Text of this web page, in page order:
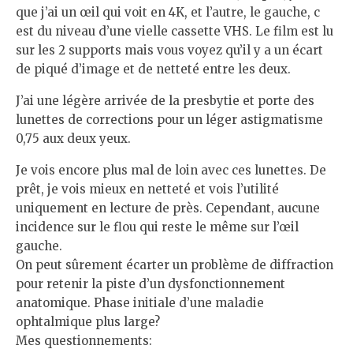
que j’ai un œil qui voit en 4K, et l’autre, le gauche, c
est du niveau d’une vielle cassette VHS. Le film est lu
sur les 2 supports mais vous voyez qu’il y a un écart
de piqué d’image et de netteté entre les deux.
J’ai une légère arrivée de la presbytie et porte des
lunettes de corrections pour un léger astigmatisme
0,75 aux deux yeux.
Je vois encore plus mal de loin avec ces lunettes. De
prêt, je vois mieux en netteté et vois l’utilité
uniquement en lecture de près. Cependant, aucune
incidence sur le flou qui reste le même sur l’œil
gauche.
On peut sûrement écarter un problème de diffraction
pour retenir la piste d’un dysfonctionnement
anatomique. Phase initiale d’une maladie
ophtalmique plus large?
Mes questionnements: